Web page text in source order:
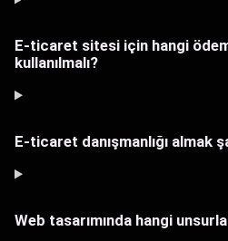
E-ticaret sitesi için hangi
kullanılmalı?
E-ticaret danışmanlığı almak
Web tasarımında hangi